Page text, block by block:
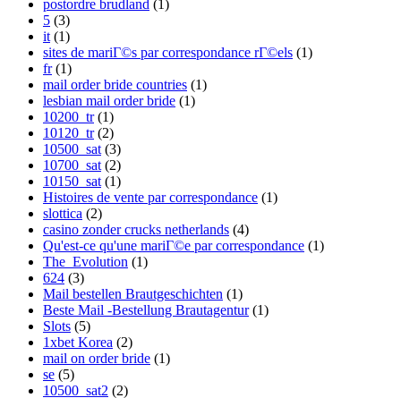
postordre brudland (1)
5 (3)
it (1)
sites de mariГ©s par correspondance rГ©els (1)
fr(1)
mail order bride countries (1)
lesbian mail order bride (1)
10200_tr(1)
10120_tr(2)
10500_sat (3)
10700_sat (2)
10150_sat (1)
Histoires de vente par correspondance (1)
slottica (2)
casino zonder crucks netherlands (4)
Qu'est-ce qu'une mariГ©e par correspondance (1)
The_Evolution (1)
624 (3)
Mail bestellen Brautgeschichten (1)
Beste Mail -Bestellung Brautagentur(1)
Slots (5)
1xbet Korea (2)
mail on order bride (1)
se (5)
10500_sat2 (2)